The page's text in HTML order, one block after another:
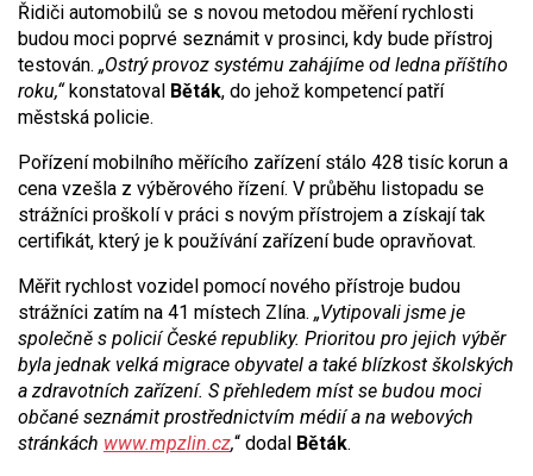
Řidiči automobilů se s novou metodou měření rychlosti
budou moci poprvé seznámit v prosinci, kdy bude přístroj
testován. „Ostrý provoz systému zahájíme od ledna příštího
roku,“konstatoval Běták, do jehož kompetencí patří
městská policie.
Pořízení mobilního měřícího zařízení stálo 428 tisíc korun a
cena vzešla z výběrového řízení. V průběhu listopadu se
strážníci proškolí v práci s novým přístrojem a získají tak
certifikát, který je k používání zařízení bude opravňovat.
Měřit rychlost vozidel pomocí nového přístroje budou
strážníci zatím na 41 místech Zlína. „Vytipovali jsme je
společně s policií České republiky. Prioritou pro jejich výběr
byla jednak velká migrace obyvatel a také blízkost školských
a zdravotních zařízení. S přehledem míst se budou moci
občané seznámit prostřednictvím médií a na webových
stránkách www.mpzlin.cz,“ dodal Běták.